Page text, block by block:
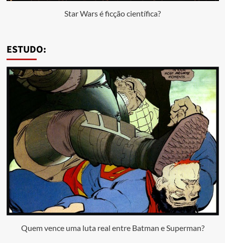
Star Wars é ficção científica?
ESTUDO:
Quem vence uma luta real entre Batman e Superman?